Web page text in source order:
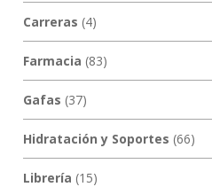
Carreras (4)
Farmacia (83)
Gafas (37)
Hidratación y Soportes (66)
Librería (15)